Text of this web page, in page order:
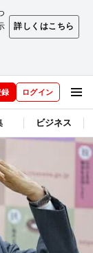
詳しくはこちら
ログイン
ビジネス